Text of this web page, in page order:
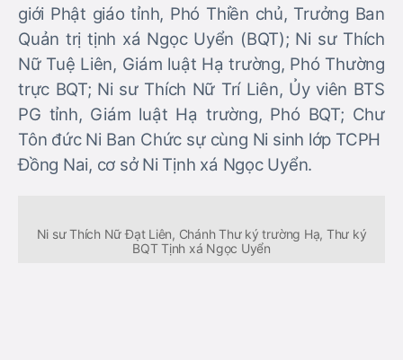
giới Phật giáo tỉnh, Phó Thiền chủ, Trưởng Ban
Quản trị tịnh xá Ngọc Uyển (BQT); Ni sư Thích
Nữ Tuệ Liên, Giám luật Hạ trường, Phó Thường
trực BQT; Ni sư Thích Nữ Trí Liên, Ủy viên BTS
PG tỉnh, Giám luật Hạ trường, Phó BQT; Chư
Tôn đức Ni Ban Chức sự cùng Ni sinh lớp TCPH
Đồng Nai, cơ sở Ni Tịnh xá Ngọc Uyển.
Ni sư Thích Nữ Đạt Liên, Chánh Thư ký trường Hạ, Thư ký
BQT Tịnh xá Ngọc Uyển